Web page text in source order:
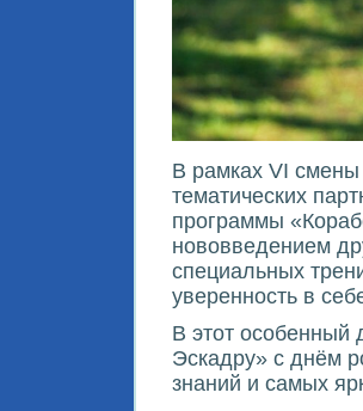
В рамках VI смены
тематических
программы
нововведением
специальных
уверенность в
В этот особенный
Эскадру» с днём
знаний и самых